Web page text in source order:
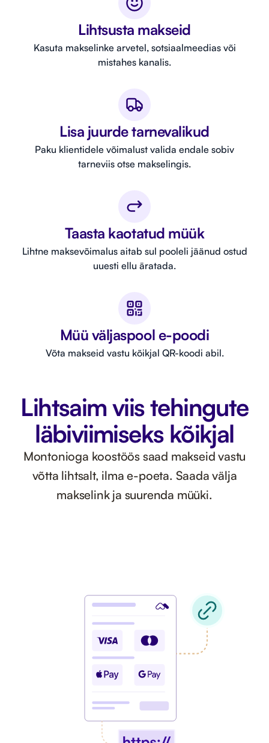
Lihtsusta makseid
Kasuta makselinke arvetel, sotsiaalmeedias või
mistahes kanalis.
Lisa juurde tarnevalikud
Paku klientidele võimalust valida endale sobiv
tarneviis otse makselingis.
Taasta kaotatud müük
Lihtne maksevõimalus aitab sul pooleli jäänud ostud
uuesti ellu äratada.
Müü väljaspool e-poodi
Võta makseid vastu kõikjal QR-koodi abil.
Lihtsaim viis tehingute
läbiviimiseks kõikjal
Montonioga koostöös saad makseid vastu
võtta lihtsalt, ilma e-poeta. Saada välja
makselink ja suurenda müüki.